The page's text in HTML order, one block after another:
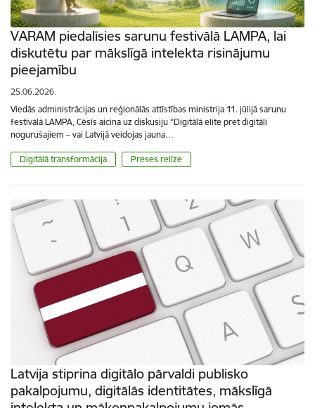
VARAM piedalīsies sarunu festivālā LAMPA, lai
diskutētu par mākslīgā intelekta risinājumu
pieejamību
25.06.2026.
Viedās administrācijas un reģionālās attīstības ministrija 11. jūlijā sarunu
festivālā LAMPA, Cēsīs aicina uz diskusiju “Digitālā elite pret digitāli
nogurušajiem – vai Latvijā veidojas jauna…
Digitālā transformācija Preses relīze
Latvija stiprina digitālo pārvaldi publisko
pakalpojumu, digitālās identitātes, mākslīgā